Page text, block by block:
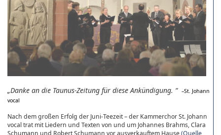
Danke an die Taunus-Zeitung für diese Ankündigung.
St. Johann
vocal
Nach dem großen Erfolg der Juni-Teezeit – der Kammerchor St. Johann
vocal trat mit Liedern und Texten von und um Johannes Brahms, Clara
Schumann und Robert Schumann vor ausverkauftem Hause(Quelle